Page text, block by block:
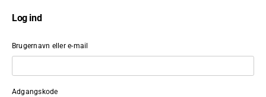
Log ind
Brugernavn eller e-mail
Adgangskode